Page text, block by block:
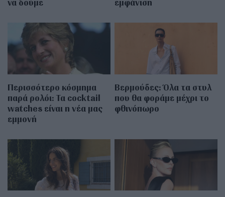
να δούμε
εμφάνιση
Περισσότερο κόσμημα
παρά ρολόι: Τα cocktail
watches είναι η νέα μας
εμμονή
Βερμούδες: Όλα τα στυλ
που θα φοράμε μέχρι το
φθινόπωρο